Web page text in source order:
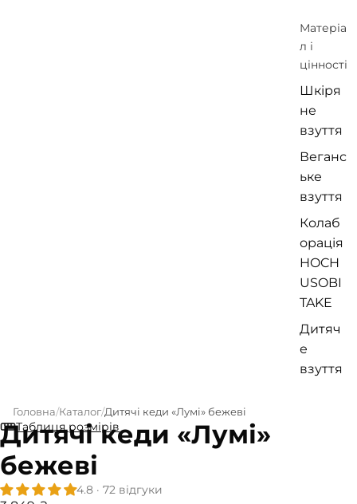
Матеріа
л і
цінності
Шкіря
не
взуття
Веганс
ьке
взуття
Колаб
орація
HOCH
USOBI
TAKE
Дитяч
е
взуття
Головна Каталог Дитячі кеди «Лумі» бежеві
Дитячі кеди «Лумі»
бежеві
4.8 · 72 відгуки
Таблиця розмірів